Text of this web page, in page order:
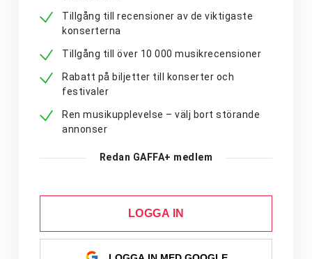
Tillgång till recensioner av de viktigaste
konserterna
Tillgång till över 10 000 musikrecensioner
Rabatt på biljetter till konserter och
festivaler
Ren musikupplevelse – välj bort störande
annonser
Redan GAFFA+ medlem
LOGGA IN